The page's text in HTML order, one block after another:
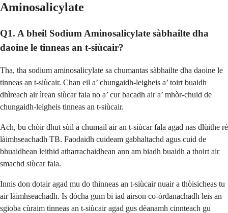
Aminosalicylate
Q1. A bheil Sodium Aminosalicylate sàbhailte dha
daoine le tinneas an t-siùcair?
Tha, tha sodium aminosalicylate sa chumantas sàbhailte dha daoine le
tinneas an t-siùcair. Chan eil a’ chungaidh-leigheis a’ toirt buaidh
dhìreach air ìrean siùcar fala no a’ cur bacadh air a’ mhòr-chuid de
chungaidh-leigheis tinneas an t-siùcair.
Ach, bu chòir dhut sùil a chumail air an t-siùcar fala agad nas dlùithe rè
làimhseachadh TB. Faodaidh cuideam gabhaltachd agus cuid de
bhuaidhean leithid atharrachaidhean ann am biadh buaidh a thoirt air
smachd siùcar fala.
Innis don dotair agad mu do thinneas an t-siùcair nuair a thòisicheas tu
air làimhseachadh. Is dòcha gum bi iad airson co-òrdanachadh leis an
sgioba cùraim tinneas an t-siùcair agad gus dèanamh cinnteach gu